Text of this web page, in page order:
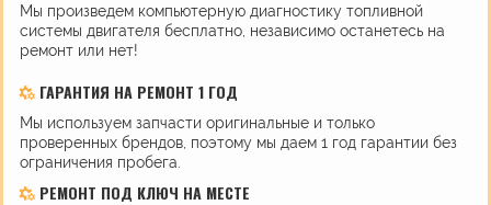
Мы произведем компьютерную диагностику топливной
системы двигателя бесплатно, независимо останетесь на
ремонт или нет!
ГАРАНТИЯ НА РЕМОНТ 1 ГОД
Мы используем запчасти оригинальные и только
проверенных брендов, поэтому мы даем 1 год гарантии без
ограничения пробега.
РЕМОНТ ПОД КЛЮЧ НА МЕСТЕ